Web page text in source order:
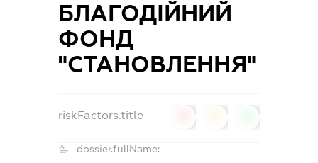
БЛАГОДІЙНИЙ
ФОНД
"СТАНОВЛЕННЯ"
riskFactors.title
dossier.fullName: